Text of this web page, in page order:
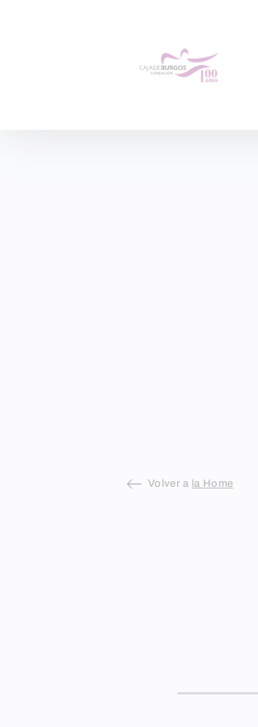
Volver a la Home